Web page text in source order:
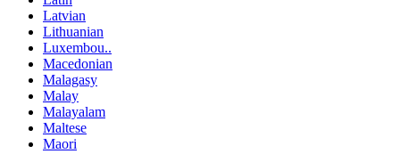
Latvian
Lithuanian
Luxembou..
Macedonian
Malagasy
Malay
Malayalam
Maltese
Maori